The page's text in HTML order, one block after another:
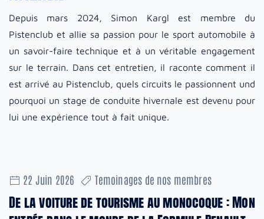
Depuis mars 2024, Simon Kargl est membre du
Pistenclub et allie sa passion pour le sport automobile à
un savoir-faire technique et à un véritable engagement
sur le terrain. Dans cet entretien, il raconte comment il
est arrivé au Pistenclub, quels circuits le passionnent und
pourquoi un stage de conduite hivernale est devenu pour
lui une expérience tout à fait unique.
22 Juin 2026 Temoinages de nos membres
De la voiture de tourisme au monocoque : Mon